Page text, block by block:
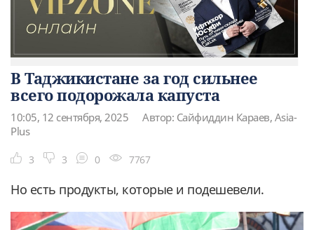
В Таджикистане за год сильнее
всего подорожала капуста
10:05, 12 сентября, 2025
Автор: Сайфиддин Караев, Asia-
Plus
3 3 0 7767
Но есть продукты, которые и подешевели.